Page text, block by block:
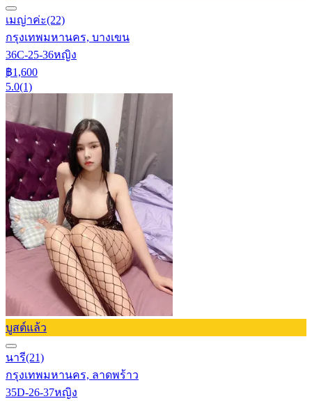
เมญ่าค่ะ(22)
กรุงเทพมหานคร, บางเขน
36C-25-36หญิง
฿1,600
5.0(1)
บูสต์แล้ว
นารี(21)
กรุงเทพมหานคร, ลาดพร้าว
35D-26-37หญิง